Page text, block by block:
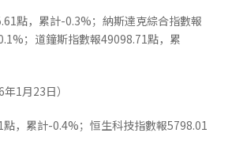
點，累計-0.3%；納斯達克綜合指數報
；道鐘斯指數報49098.71點，累
1月23日）
，累計-0.4%；恒生科技指數報5798.01